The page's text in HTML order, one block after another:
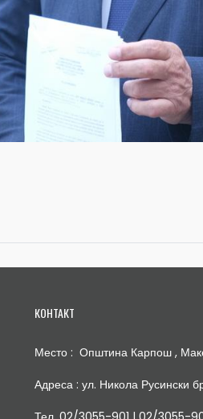
КОНТАКТ
Место : Општина Карпош ,
Адреса : ул. Никола Русински